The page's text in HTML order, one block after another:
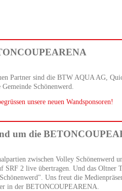
Partner sind die BTW AQUA AG,
Gemeinde Schönenwerd.
unsere neuen Wandsponsoren!
um die
zwischen Volley Schönenwerd
SRF 2 live übertragen. Und das Oltner
Uns freut die
in der BETONCOUPEARENA.